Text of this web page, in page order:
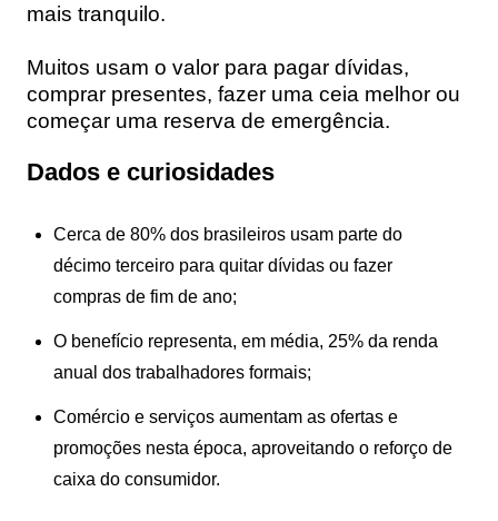
mais tranquilo.
Muitos usam o valor para pagar dívidas,
comprar presentes, fazer uma ceia melhor ou
começar uma reserva de emergência.
Dados e curiosidades
Cerca de 80% dos brasileiros usam parte do
décimo terceiro para quitar dívidas ou fazer
compras de fim de ano;
O benefício representa, em média, 25% da renda
anual dos trabalhadores formais;
Comércio e serviços aumentam as ofertas e
promoções nesta época, aproveitando o reforço de
caixa do consumidor.